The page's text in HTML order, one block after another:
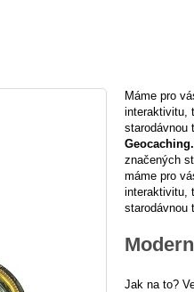
Máme pro
interaktivitu,
starodávnou
Geocaching.
značených
máme pro
interaktivitu,
starodávnou
Jak na to?